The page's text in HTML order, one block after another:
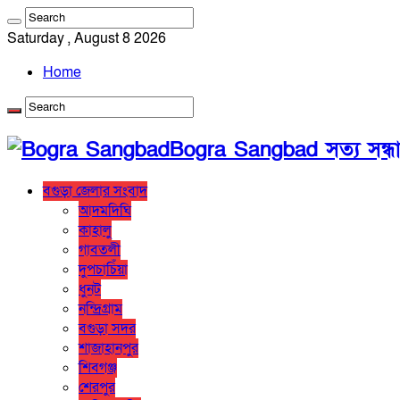
Saturday , August 8 2026
Home
Bogra Sangbad সত্য
বগুড়া জেলার সংবাদ
আদমদিঘি
কাহালু
গাবতলী
দুপচাচিঁয়া
ধুনট
নন্দ্রিগ্রাম
বগুড়া সদর
শাজাহানপুর
শিবগঞ্জ
শেরপুর